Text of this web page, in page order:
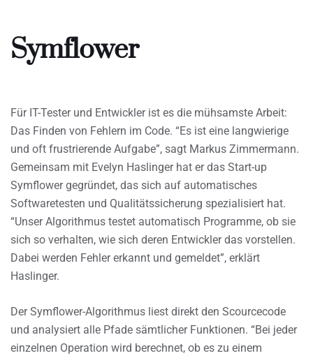
Symflower
Für IT-Tester und Entwickler ist es die mühsamste Arbeit:
Das Finden von Fehlern im Code. “Es ist eine langwierige
und oft frustrierende Aufgabe”, sagt Markus Zimmermann.
Gemeinsam mit Evelyn Haslinger hat er das Start-up
Symflower gegründet, das sich auf automatisches
Softwaretesten und Qualitätssicherung spezialisiert hat.
“Unser Algorithmus testet automatisch Programme, ob sie
sich so verhalten, wie sich deren Entwickler das vorstellen.
Dabei werden Fehler erkannt und gemeldet”, erklärt
Haslinger.
Der Symflower-Algorithmus liest direkt den Scourcecode
und analysiert alle Pfade sämtlicher Funktionen. “Bei jeder
einzelnen Operation wird berechnet, ob es zu einem